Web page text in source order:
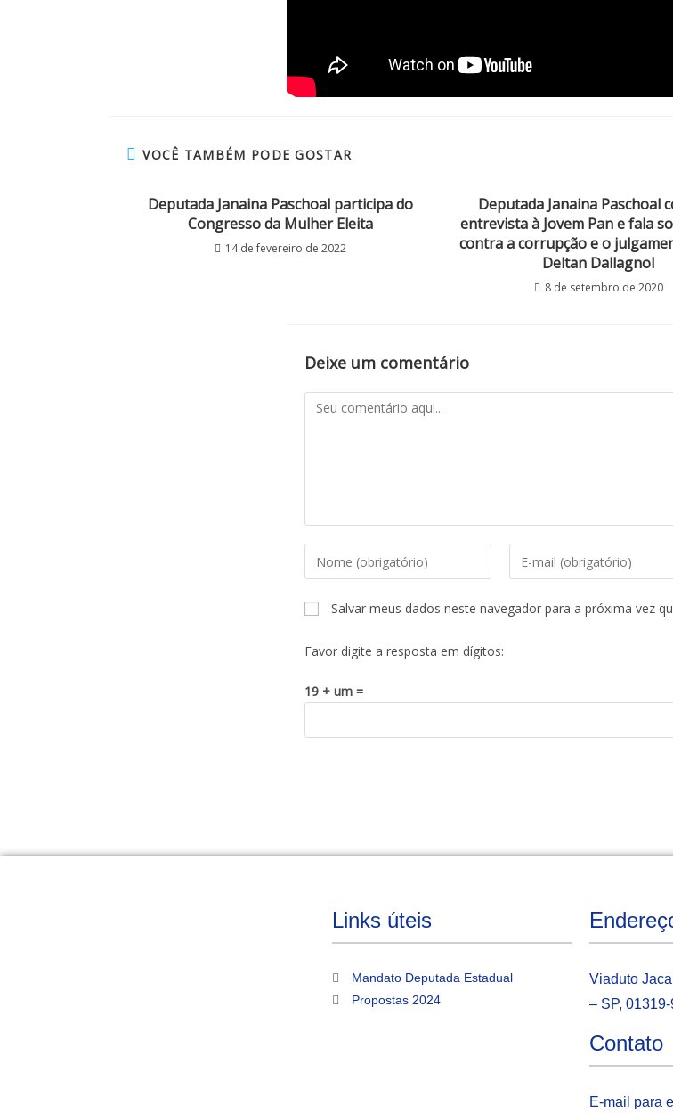
VOCÊ TAMBÉM PODE GOSTAR
Deputada Janaina Paschoal participa do
Congresso da Mulher Eleita
14 de fevereiro de 2022
Deputada Janaina Paschoal
entrevista à Jovem Pan e fala
contra a corrupção e o
Deltan Dallagnol
8 de setembro de 2020
Deixe um comentário
Salvar meus dados neste navegador para a próxima vez
Favor digite a resposta em dígitos:
19 + um =
Links úteis
Mandato Deputada Estadual
Propostas 2024
Viaduto
– SP,
Contato
E-mail para